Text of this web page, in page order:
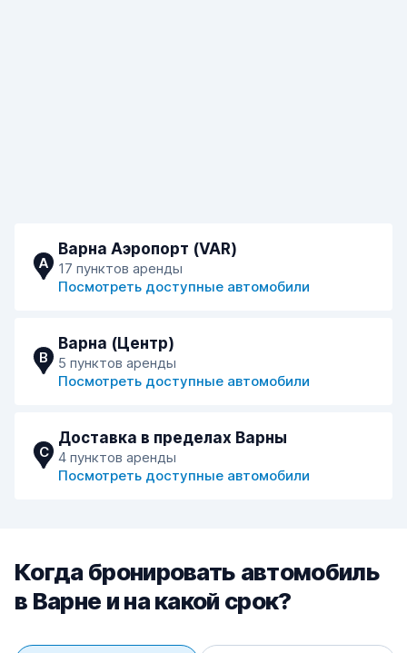
A
Варна Аэропорт (VAR)
17 пунктов аренды
Посмотреть доступные автомобили
B
Варна (Центр)
5 пунктов аренды
Посмотреть доступные автомобили
C
Доставка в пределах Варны
4 пунктов аренды
Посмотреть доступные автомобили
Когда бронировать автомобиль
в Варне и на какой срок?